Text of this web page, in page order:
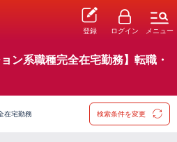
登録 ログイン メニュー
ン系職種完全在宅勤務】転職・
在宅勤務 検索条件を変更